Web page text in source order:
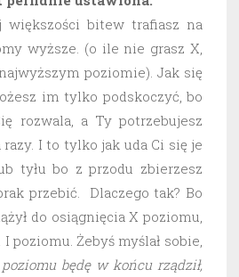
większości bitew trafiasz na
wyższe. (o ile nie grasz X,
poziomie). Jak się
im tylko podskoczyć, bo
rozwala, a Ty potrzebujesz
I to tylko jak uda Ci się je
tyłu bo z przodu zbierzesz
przebić. Dlaczego tak? Bo
do osiągnięcia X poziomu,
I poziomu. Żebyś myślał sobie,
poziomu będę w końcu rządził,